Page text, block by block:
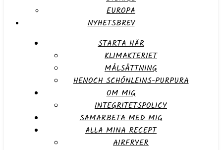
EUROPA
NYHETSBREV
STARTA HÄR
KLIMAKTERIET
MÅLSÄTTNING
HENOCH SCHÖNLEINS-PURPURA
OM MIG
INTEGRITETSPOLICY
SAMARBETA MED MIG
ALLA MINA RECEPT
AIRFRYER